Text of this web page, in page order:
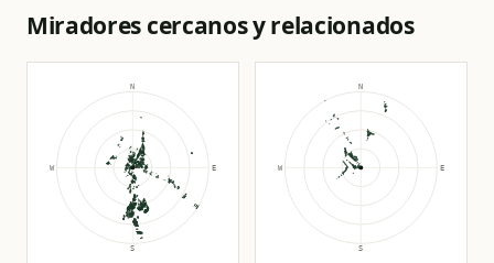
Miradores cercanos y relacionados